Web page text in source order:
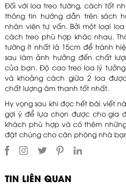
Đối với loa treo tường, cách tốt
thông tin hướng dẫn trên sách
nhân viên tư vấn. Bởi một loại
cách treo phù hợp khác nhau.
tường ít nhất là 15cm để tránh
sau làm ảnh hưởng đến chất
của bạn. Độ cao treo loa lý
và khoảng cách giữa 2 loa
chất lượng âm thanh tốt nhất.
Hy vọng sau khi đọc hết bài viết
gợi ý để lựa chọn được cho gia
khách phù hợp và có thêm
đặt chúng cho căn phòng nhà
TIN LIÊN QUAN